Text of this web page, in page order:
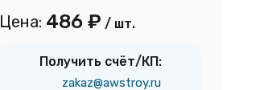
Цена: 486 ₽ / шт.
Получить счёт/КП:
zakaz@awstroy.ru